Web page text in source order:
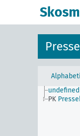
undefined
PK